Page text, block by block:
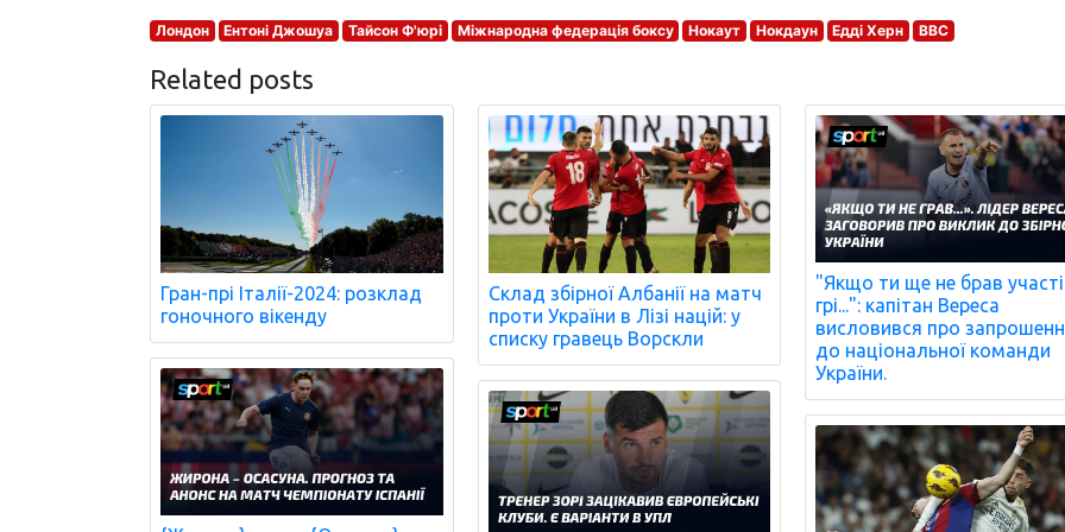
Лондон Ентоні Джошуа Тайсон Ф'юрі Міжнародна федерація боксу Нокаут Нокдаун Едді Херн BBC
Related posts
Гран-прі Італії-2024: розклад
гоночного вікенду
Склад збірної Албанії на матч
проти України в Лізі націй: у
списку гравець Ворскли
"Якщо ти ще не брав
грі...": капітан Вереса
висловився про
до національної команди
України.